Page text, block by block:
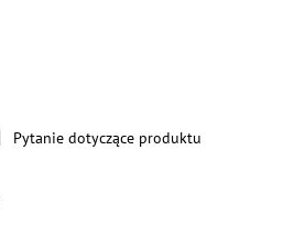
Pytanie dotyczące produktu